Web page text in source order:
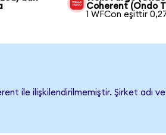
Coherent (Ondo
1 WFCon eşittir
ile ilişkilendirilmemiştir. Şirket adı